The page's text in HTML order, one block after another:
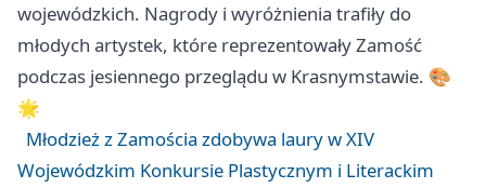
wojewódzkich. Nagrody i wyróżnienia trafiły do
młodych artystek, które reprezentowały Zamość
podczas jesiennego przeglądu w Krasnymstawie. 🎨
🌟
Młodzież z Zamościa zdobywa laury w XIV
Wojewódzkim Konkursie Plastycznym i Literackim